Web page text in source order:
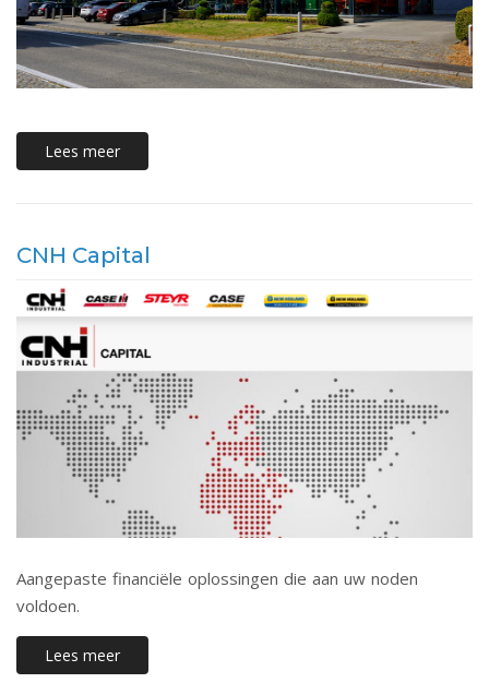
Lees meer
CNH Capital
Aangepaste financiële oplossingen die aan uw noden
voldoen.
Lees meer